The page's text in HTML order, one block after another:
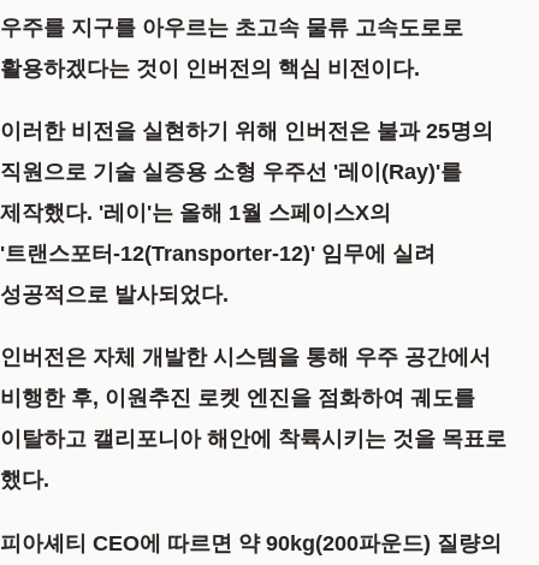
우주를 지구를 아우르는 초고속 물류 고속도로로
활용하겠다는 것이 인버전의 핵심 비전이다.
이러한 비전을 실현하기 위해 인버전은 불과 25명의
직원으로 기술 실증용 소형 우주선 '레이(Ray)'를
제작했다. '레이'는 올해 1월 스페이스X의
'트랜스포터-12(Transporter-12)' 임무에 실려
성공적으로 발사되었다.
인버전은 자체 개발한 시스템을 통해 우주 공간에서
비행한 후, 이원추진 로켓 엔진을 점화하여 궤도를
이탈하고 캘리포니아 해안에 착륙시키는 것을 목표로
했다.
피아셰티 CEO에 따르면 약 90kg(200파운드) 질량의